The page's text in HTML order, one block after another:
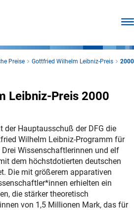
Preise Gottfried Wilhelm Leibniz-Preis 2000
Leibniz-Preis 2000
der Hauptausschuß der DFG die
Wilhelm Leibniz-Programm für
Wissenschaftlerinnen und elf
dem höchstdotierten deutschen
Die mit größerem apparativen
erhielten ein
die stärker theoretisch
von 1,5 Millionen Mark, das für